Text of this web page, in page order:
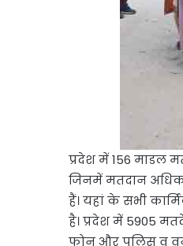
प्रदेश में 156 माडल
जिनमें मतदान
हैं। यहां के सभी
है। प्रदेश में 5905
फोन और पुलिस व